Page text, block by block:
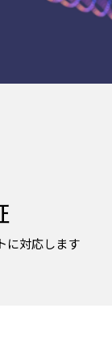
に対応します